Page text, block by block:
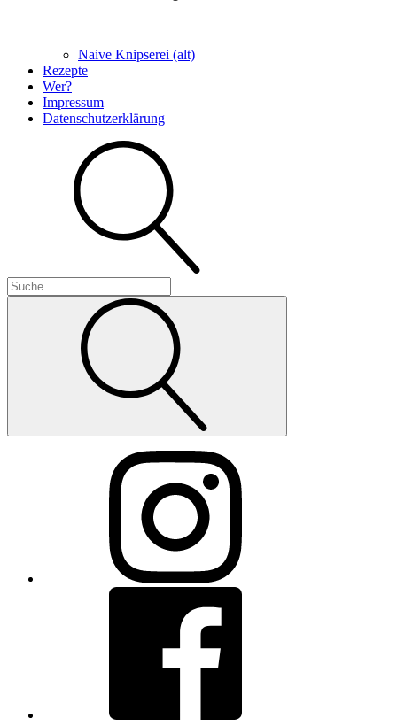
Naive Knipserei (alt)
Rezepte
Wer?
Impressum
Datenschutzerklärung